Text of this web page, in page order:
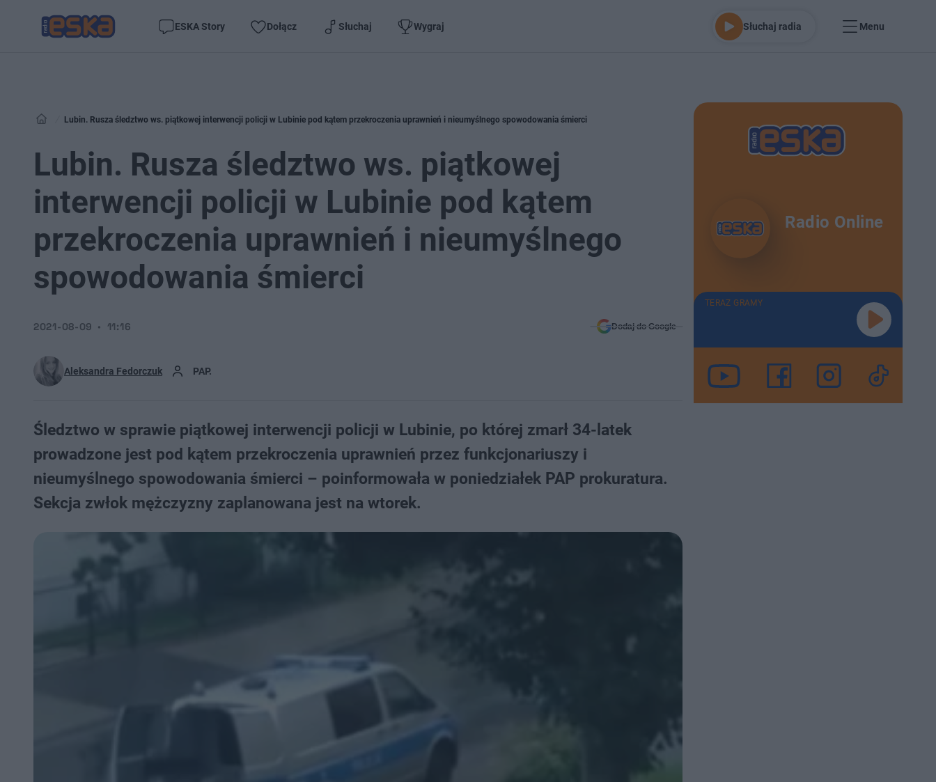
ESKA Story Dołącz Słuchaj Wygraj Słuchaj radia Menu
Lubin. Rusza śledztwo ws. piątkowej interwencji policji w Lubinie pod kątem przekroczenia uprawnień i nieumyślnego spowodowania śmierci
Lubin. Rusza śledztwo ws. piątkowej
interwencji policji w Lubinie pod kątem
przekroczenia uprawnień i nieumyślnego
spowodowania śmierci
Aleksandra Fedorczuk PAP.
2021-08-09 11:16 Dodaj do Google
Śledztwo w sprawie piątkowej interwencji policji w Lubinie, po której zmarł 34-latek
prowadzone jest pod kątem przekroczenia uprawnień przez funkcjonariuszy i
nieumyślnego spowodowania śmierci – poinformowała w poniedziałek PAP prokuratura.
Sekcja zwłok mężczyzny zaplanowana jest na wtorek.
Radio Online
TERAZ GRAMY